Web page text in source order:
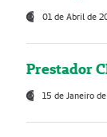
01 de Abril de
Prestador
15 de Janeiro